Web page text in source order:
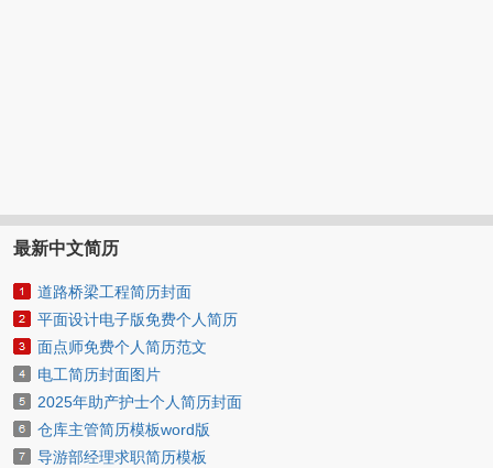
最新中文简历
道路桥梁工程简历封面
平面设计电子版免费个人简历
面点师免费个人简历范文
电工简历封面图片
2025年助产护士个人简历封面
仓库主管简历模板word版
导游部经理求职简历模板